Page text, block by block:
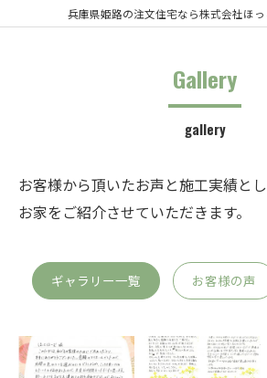
兵庫県姫路の注文住宅なら株式会社ほ
Gallery
gallery
お客様から頂いたお声と施工実績と
お家をご紹介させていただきます。
ギャラリー一覧 お客様の声